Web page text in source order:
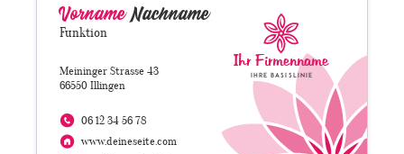
06 12 34 56 78
www.deineseite.com
Funktion
Meininger Strasse 43
66550 Illingen
VornameNachname
Ihr Firmenname
Ihre Basislinie